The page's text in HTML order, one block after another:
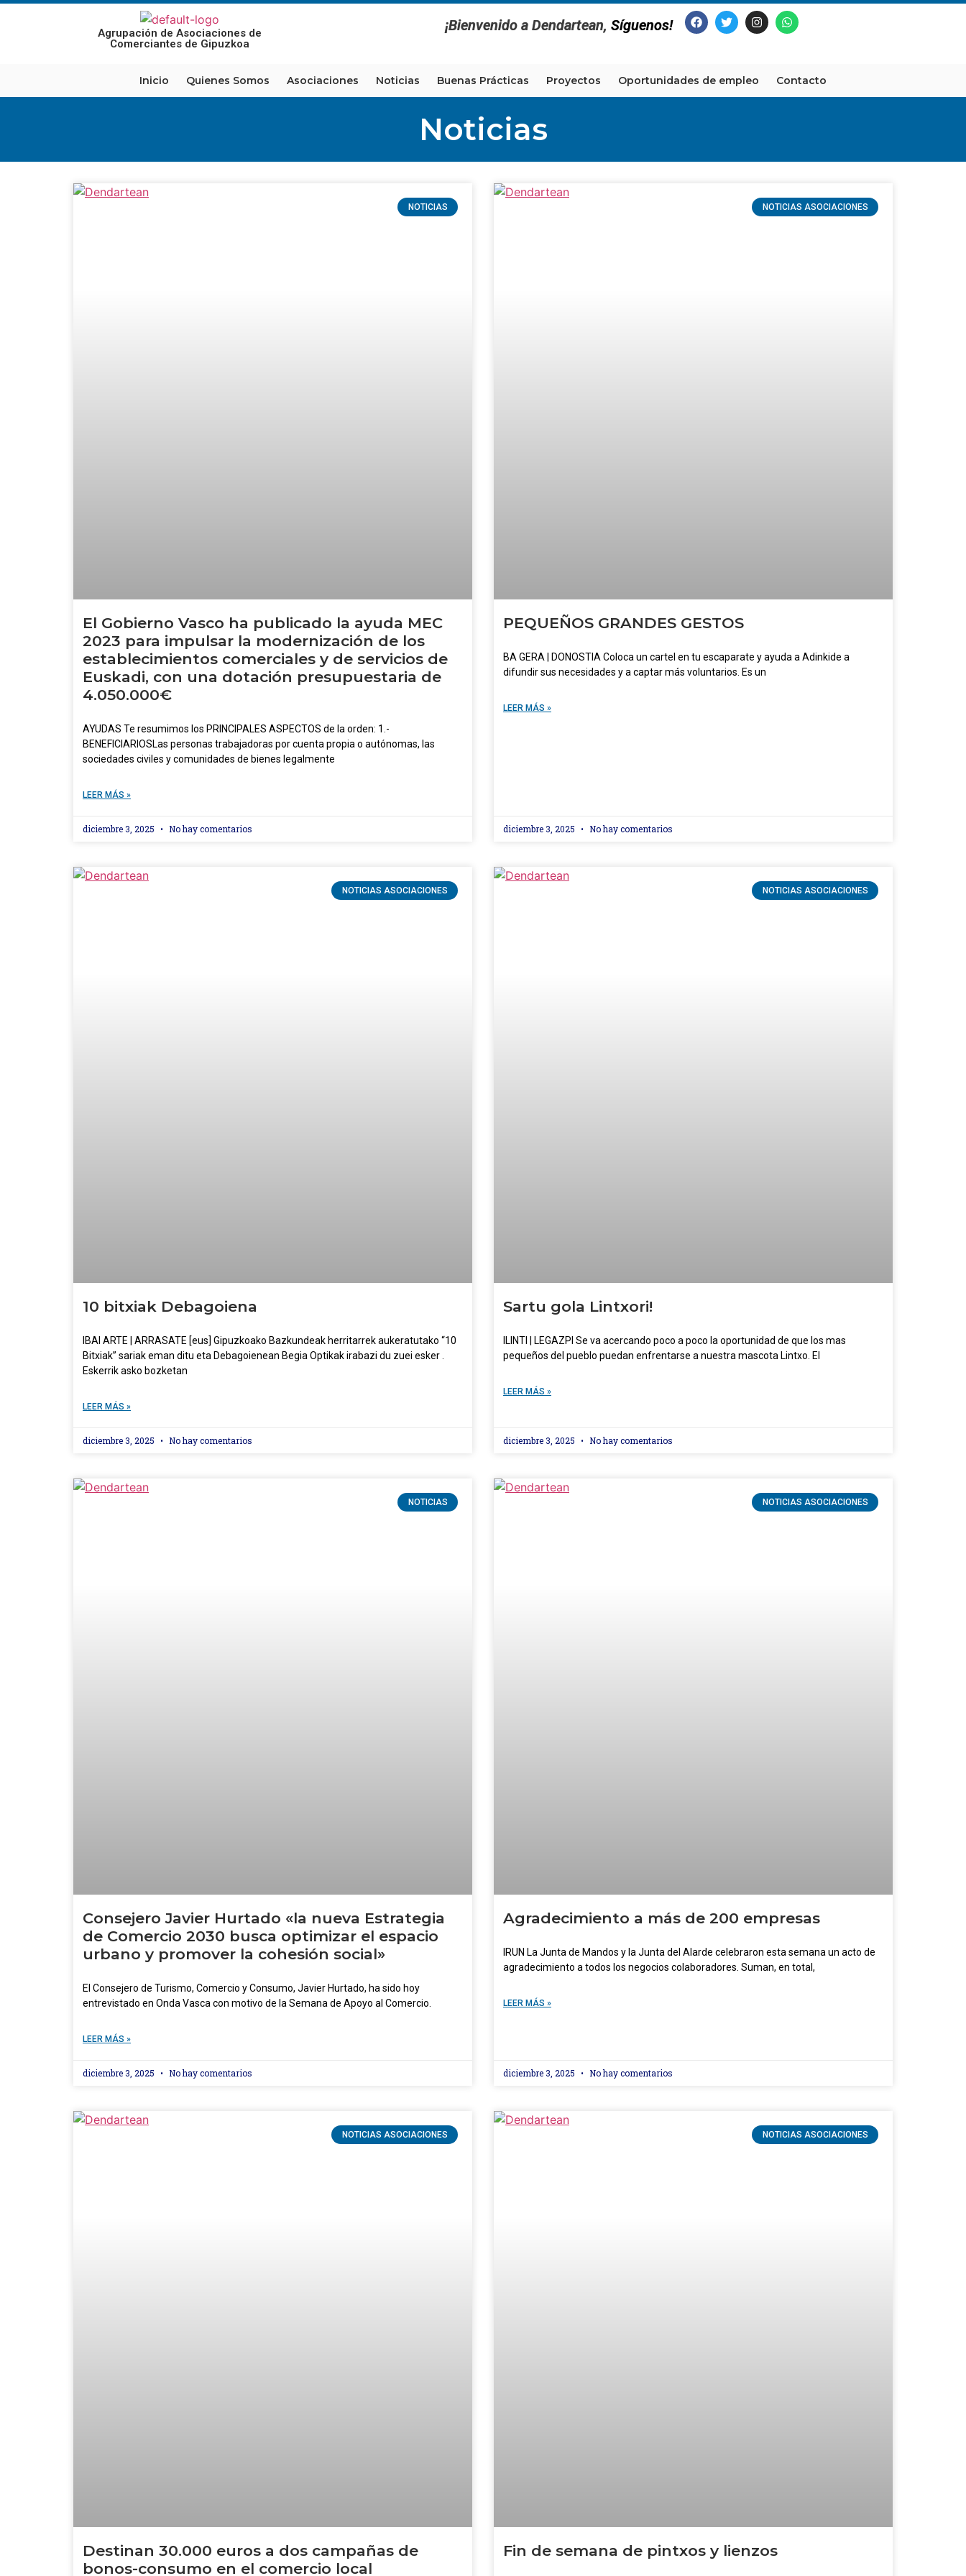
Agrupación de Asociaciones de
Comerciantes de Gipuzkoa
¡Bienvenido a Dendartean, Síguenos!
Inicio Quienes Somos Asociaciones Noticias Buenas Prácticas Proyectos Oportunidades de empleo Contacto
Noticias
NOTICIAS
El Gobierno Vasco ha publicado la ayuda MEC
2023 para impulsar la modernización de los
establecimientos comerciales y de servicios de
Euskadi, con una dotación presupuestaria de
4.050.000€
AYUDAS Te resumimos los PRINCIPALES ASPECTOS de la orden: 1.-
BENEFICIARIOSLas personas trabajadoras por cuenta propia o autónomas, las
sociedades civiles y comunidades de bienes legalmente
LEER MÁS »
diciembre 3, 2025 No hay comentarios
NOTICIAS ASOCIACIONES
PEQUEÑOS GRANDES GESTOS
BA GERA | DONOSTIA Coloca un cartel en tu escaparate y ayuda a Adinkide a
difundir sus necesidades y a captar más voluntarios. Es un
LEER MÁS »
diciembre 3, 2025 No hay comentarios
NOTICIAS ASOCIACIONES
10 bitxiak Debagoiena
IBAI ARTE | ARRASATE [eus] Gipuzkoako Bazkundeak herritarrek aukeratutako “10
Bitxiak” sariak eman ditu eta Debagoienean Begia Optikak irabazi du zuei esker .
Eskerrik asko bozketan
LEER MÁS »
diciembre 3, 2025 No hay comentarios
NOTICIAS ASOCIACIONES
Sartu gola Lintxori!
ILINTI | LEGAZPI Se va acercando poco a poco la oportunidad de que los mas
pequeños del pueblo puedan enfrentarse a nuestra mascota Lintxo. El
LEER MÁS »
diciembre 3, 2025 No hay comentarios
NOTICIAS
Consejero Javier Hurtado «la nueva Estrategia
de Comercio 2030 busca optimizar el espacio
urbano y promover la cohesión social»
El Consejero de Turismo, Comercio y Consumo, Javier Hurtado, ha sido hoy
entrevistado en Onda Vasca con motivo de la Semana de Apoyo al Comercio.
LEER MÁS »
diciembre 3, 2025 No hay comentarios
NOTICIAS ASOCIACIONES
Agradecimiento a más de 200 empresas
IRUN La Junta de Mandos y la Junta del Alarde celebraron esta semana un acto de
agradecimiento a todos los negocios colaboradores. Suman, en total,
LEER MÁS »
diciembre 3, 2025 No hay comentarios
NOTICIAS ASOCIACIONES
Destinan 30.000 euros a dos campañas de
bonos-consumo en el comercio local
NOTICIAS ASOCIACIONES
Fin de semana de pintxos y lienzos